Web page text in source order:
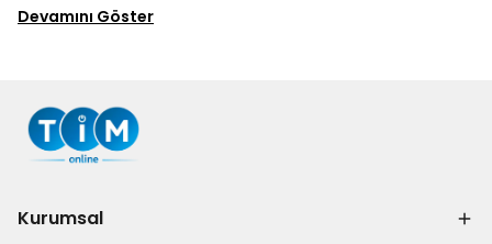
Devamını Göster
Kurumsal